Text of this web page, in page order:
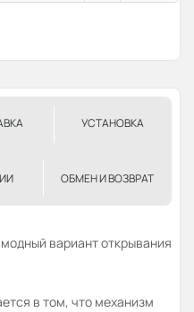
УСТАНОВКА
ОБМЕН И ВОЗВРАТ
вариант открывания
в том, что механизм